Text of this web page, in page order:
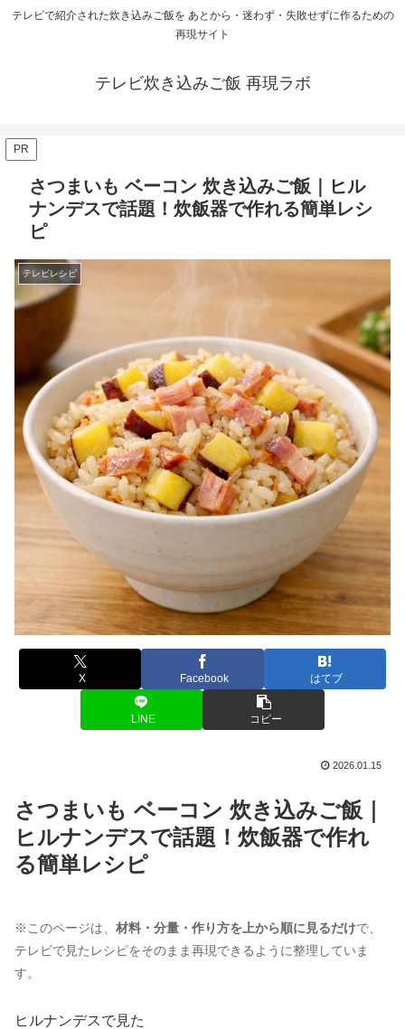
テレビで紹介された炊き込みご飯を あとから・迷わず・失敗せずに作るための
再現サイト
テレビ炊き込みご飯 再現ラボ
PR
さつまいも ベーコン 炊き込みご飯｜ヒル
ナンデスで話題！炊飯器で作れる簡単レシ
ピ
テレビレシピ
X Facebook はてブ
LINE コピー
2026.01.15
さつまいも ベーコン 炊き込みご飯｜
ヒルナンデスで話題！炊飯器で作れ
る簡単レシピ
※このページは、 材料・分量・作り方を上から順に見るだけで、
テレビで見たレシピをそのまま再現できるように整理していま
す。
ヒルナンデスで見た